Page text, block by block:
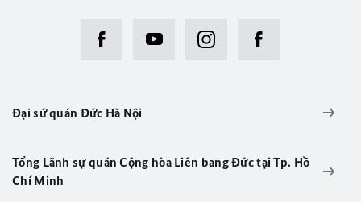
Đại sứ quán Đức Hà Nội
Tổng Lãnh sự quán Cộng hòa Liên bang Ðức tại Tp. Hồ
Chí Minh